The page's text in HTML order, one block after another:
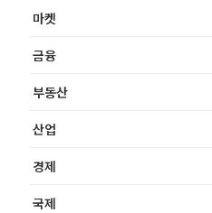
마켓
금융
부동산
산업
경제
국제